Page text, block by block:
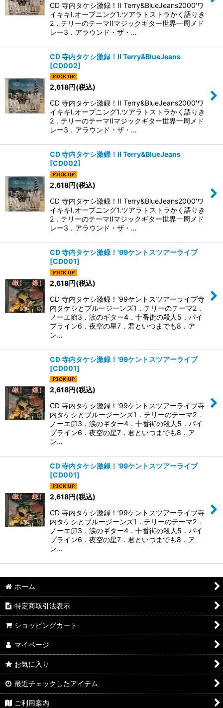
CD 寺内タケシ激録！II Terry&BlueJeans2000'ワ
イキキI.オープニング1.ツアラトストラかく語りき
2．テリーのテーマIIマジックギター世界一周メド
レー3．アラウンド・ザ・…
CD 寺内タケシ激録！II Terry&BlueJeans
[CD002]
2,618円(税込)
CD 寺内タケシ激録！II Terry&BlueJeans2000'ワ
イキキI.オープニング1.ツアラトストラかく語りき
2．テリーのテーマIIマジックギター世界一周メド
レー3．アラウンド・ザ・…
CD 寺内タケシ激録！II Terry&BlueJeans
[CD002]
2,618円(税込)
CD 寺内タケシ激録！II Terry&BlueJeans2000'ワ
イキキI.オープニング1.ツアラトストラかく語りき
2．テリーのテーマIIマジックギター世界一周メド
レー3．アラウンド・ザ・…
CD 寺内タケシ激録！’99ケントスツアーライブ
[CD001]
2,618円(税込)
CD 寺内タケシ激録！’99ケントスツアーライブ寺
内タケシとブルージーンズ1．テリーのテーマ2．
ノーエ節3．涙のギター4．十番街の殺人5．パイ
プライン6．夜空の星7．君といつまでも8．ア
ン…
CD 寺内タケシ激録！’99ケントスツアーライブ
[CD001]
2,618円(税込)
CD 寺内タケシ激録！’99ケントスツアーライブ寺
内タケシとブルージーンズ1．テリーのテーマ2．
ノーエ節3．涙のギター4．十番街の殺人5．パイ
プライン6．夜空の星7．君といつまでも8．ア
ン…
CD 寺内タケシ激録！’99ケントスツアーライブ
[CD001]
2,618円(税込)
CD 寺内タケシ激録！’99ケントスツアーライブ寺
内タケシとブルージーンズ1．テリーのテーマ2．
ノーエ節3．涙のギター4．十番街の殺人5．パイ
プライン6．夜空の星7．君といつまでも8．ア
ン…
ホーム
特定商取引法表示
ショッピングカート
マイページ
お気に入り
最近チェックしたアイテム
ご利用案内